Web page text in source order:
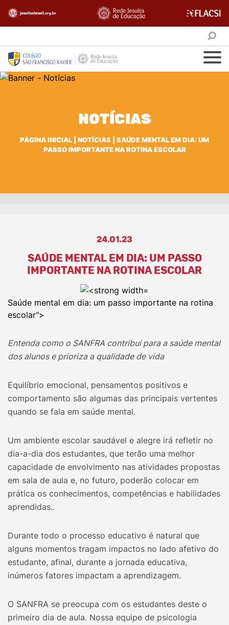
NOTÍCIAS
PÁGINA INICIAL NOTÍCIAS
SAÚDE MENTAL EM DIA: UM
PASSO IMPORTANTE NA ROTINA ESCOLAR
24.01.23
SAÚDE MENTAL EM DIA: UM PASSO
IMPORTANTE NA ROTINA ESCOLAR
Saúde mental em dia: um passo importante na rotina
escolar">
Entenda como o SANFRA contribui para a saúde mental
dos alunos e prioriza a qualidade de vida
Equilíbrio emocional, pensamentos positivos e
comportamento são algumas das principais vertentes
quando se fala em saúde mental.
Um ambiente escolar saudável e alegre irá refletir no
dia-a-dia dos estudantes, que terão uma melhor
capacidade de envolvimento nas atividades propostas
em sala de aula e, no futuro, poderão colocar em
prática os conhecimentos, competências e habilidades
aprendidas..
Durante todo o processo educativo é natural que
alguns momentos tragam impactos no lado afetivo do
estudante, afinal, durante a jornada educativa,
inúmeros fatores impactam a aprendizagem.
O SANFRA se preocupa com os estudantes deste o
primeiro dia de aula. Nossa equipe de psicologia